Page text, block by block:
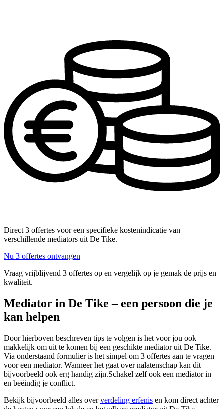
Direct 3 offertes voor een specifieke kostenindicatie van
verschillende mediators uit De Tike.
Nu 3 offertes ontvangen
Vraag vrijblijvend 3 offertes op en vergelijk op je gemak de prijs en
kwaliteit.
Mediator in De Tike – een persoon die je
kan helpen
Door hierboven beschreven tips te volgen is het voor jou ook
makkelijk om uit te komen bij een geschikte mediator uit De Tike.
Via onderstaand formulier is het simpel om 3 offertes aan te vragen
voor een mediator. Wanneer het gaat over nalatenschap kan dit
bijvoorbeeld ook erg handig zijn.Schakel zelf ook een mediator in
en beëindig je conflict.
Bekijk bijvoorbeeld alles oververdeling erfenis en kom direct achter